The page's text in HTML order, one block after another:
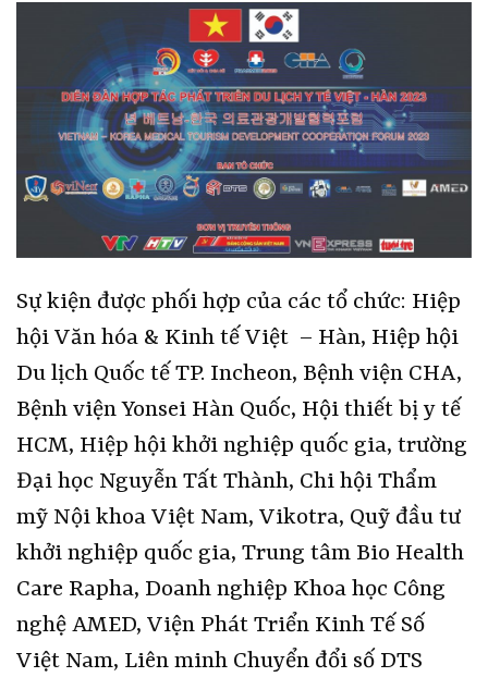
Sự kiện được phối hợp của các tổ chức: Hiệp
hội Văn hóa & Kinh tế Việt – Hàn, Hiệp hội
Du lịch Quốc tế TP. Incheon, Bệnh viện CHA,
Bệnh viện Yonsei Hàn Quốc, Hội thiết bị y tế
HCM, Hiệp hội khởi nghiệp quốc gia, trường
Đại học Nguyễn Tất Thành, Chi hội Thẩm
mỹ Nội khoa Việt Nam, Vikotra, Quỹ đầu tư
khởi nghiệp quốc gia, Trung tâm Bio Health
Care Rapha, Doanh nghiệp Khoa học Công
nghệ AMED, Viện Phát Triển Kinh Tế Số
Việt Nam, Liên minh Chuyển đổi số DTS